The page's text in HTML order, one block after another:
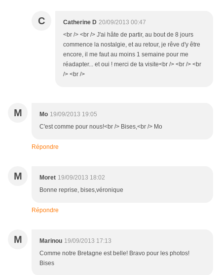
C Catherine D 20/09/2013 00:47
<br /> <br /> J'ai hâte de partir, au bout de 8 jours
commence la nostalgie, et au retour, je rêve d'y être
encore, il me faut au moins 1 semaine pour me
réadapter... et oui ! merci de ta visite<br /> <br /> <br
/> <br />
M Mo 19/09/2013 19:05
C'est comme pour nous!<br /> Bises,<br /> Mo
Répondre
M Moret 19/09/2013 18:02
Bonne reprise, bises,véronique
Répondre
M Marinou 19/09/2013 17:13
Comme notre Bretagne est belle! Bravo pour les photos!
Bises